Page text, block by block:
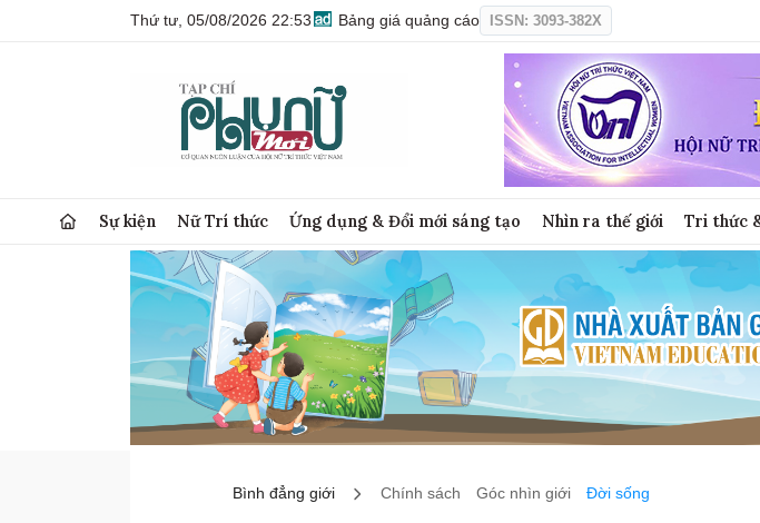
Thứ tư, 05/08/2026 22:53 Bảng giá quảng cáo ISSN: 3093-382X
Sự kiện Nữ Trí thức Ứng dụng & Đổi mới sáng tạo Nhìn ra thế giới Tri thức
Bình đẳng giới Chính sách Góc nhìn giới Đời sống